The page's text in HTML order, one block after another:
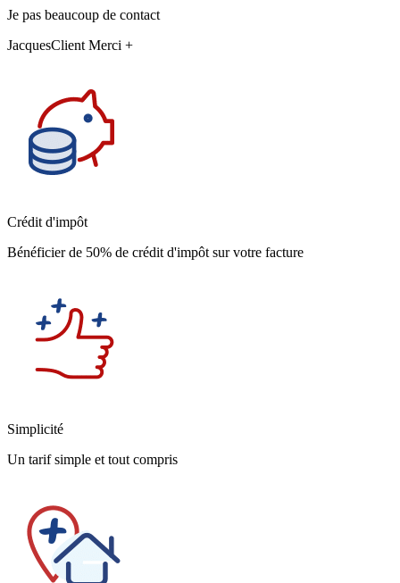
Je pas beaucoup de contact
JacquesClient Merci +
Crédit d'impôt
Bénéficier de 50% de crédit d'impôt sur votre facture
Simplicité
Un tarif simple et tout compris